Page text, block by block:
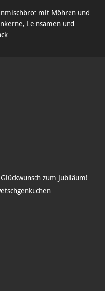
mit Möhren und
Leinsamen und
zum Jubiläum!